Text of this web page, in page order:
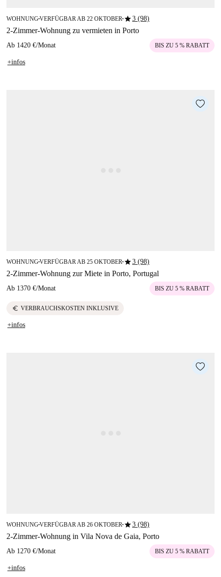
WOHNUNG■VERFÜGBAR AB 22 OKTOBER ■star3 (98)
2-Zimmer-Wohnung zu vermieten in Porto
Ab 1420 €/Monat BIS ZU 5 % RABATT
+infos
WOHNUNG■VERFÜGBAR AB 25 OKTOBER ■star3 (98)
2-Zimmer-Wohnung zur Miete in Porto, Portugal
Ab 1370 €/Monat BIS ZU 5 % RABATT
euro VERBRAUCHSKOSTEN INKLUSIVE
+infos
WOHNUNG■VERFÜGBAR AB 26 OKTOBER■star3 (98)
2-Zimmer-Wohnung in Vila Nova de Gaia, Porto
Ab 1270 €/Monat BIS ZU 5 % RABATT
+infos